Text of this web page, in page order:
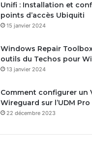
Unifi : Installation et
points d’accès Ubiquiti
15 janvier 2024
Windows Repair
outils du Techos pour
13 janvier 2024
Comment configurer un
Wireguard sur l’UDM Pro
22 décembre 2023